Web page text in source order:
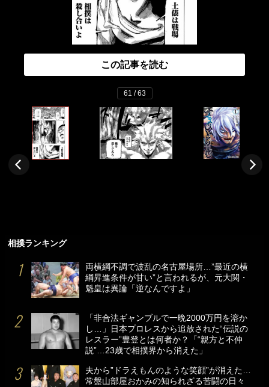
この記事を読む
61 / 63
相撲ランキング
両横綱不調で波乱の名古屋場所…”最近の横
綱昇進条件が甘い”と言われるが、元大関・
魁皇は異論「逆なんですよ」
「非合法ギャンブルで一晩2000万円を溶か
し…」日本プロレスから追放された“伝説の
レスラー”豊登とは何者か？「“親方と不仲
説”…23歳で相撲界から消えた」
夫から”ドラえもんのような笑顔”が消えた…
常盤山部屋おかみの知られざる苦闘の日々